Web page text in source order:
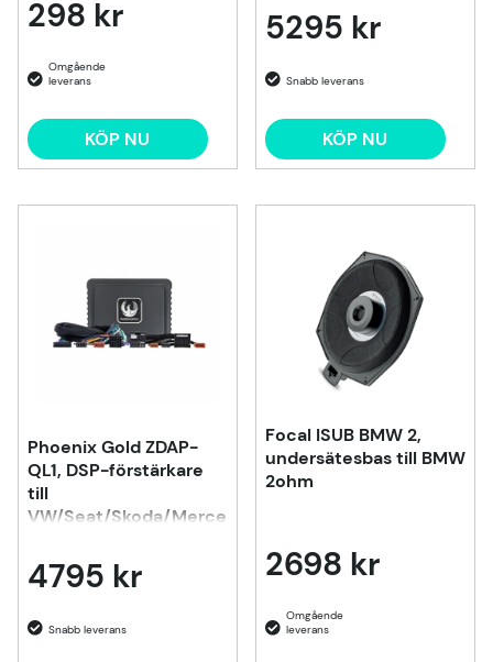
298 kr
KÖP NU
5295 kr
KÖP NU
Phoenix Gold ZDAP-
QL1, DSP-förstärkare
till
VW/Seat/Skoda/Mercedes
4795 kr
Focal ISUB BMW 2,
undersätesbas till BMW
2ohm
2698 kr